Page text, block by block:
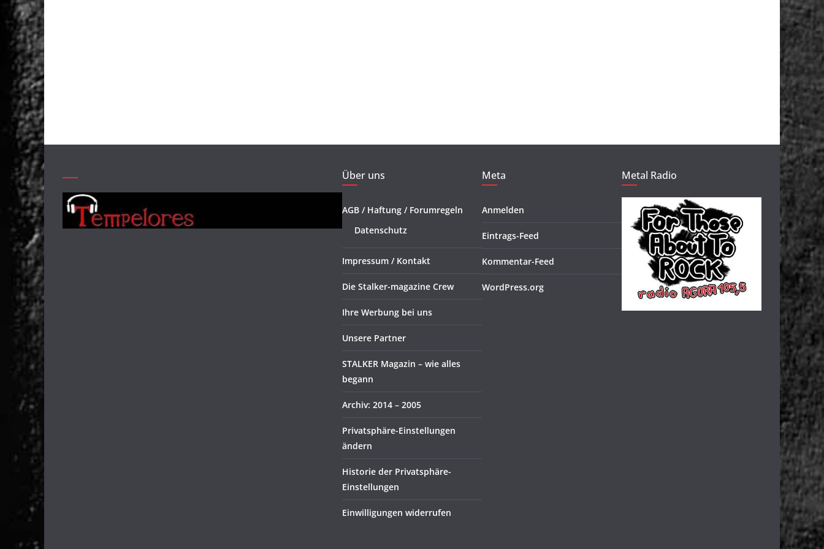
Über uns
AGB / Haftung / Forumregeln
Datenschutz
Impressum / Kontakt
Die Stalker-magazine Crew
Ihre Werbung bei uns
Unsere Partner
STALKER Magazin – wie alles
begann
Archiv: 2014 – 2005
Privatsphäre-Einstellungen
ändern
Historie der Privatsphäre-
Einstellungen
Einwilligungen widerrufen
Meta
Anmelden
Eintrags-Feed
Kommentar-Feed
WordPress.org
Metal Radio